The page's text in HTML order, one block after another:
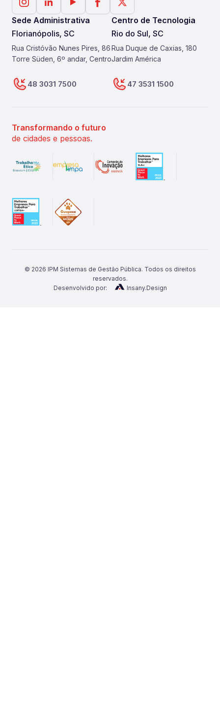
Sede Administrativa
Florianópolis, SC
Rua Cristóvão Nunes Pires, 86
Torre Süden, 6º andar, Centro
48 3031 7500
Centro de Tecnologia
Rio do Sul, SC
Rua Duque de Caxias, 180
Jardim América
47 3531 1500
Transformando o futuro
de cidades e pessoas.
© 2026 IPM Sistemas de Gestão Pública. Todos os direitos
reservados.
Desenvolvido por:
Insany.Design